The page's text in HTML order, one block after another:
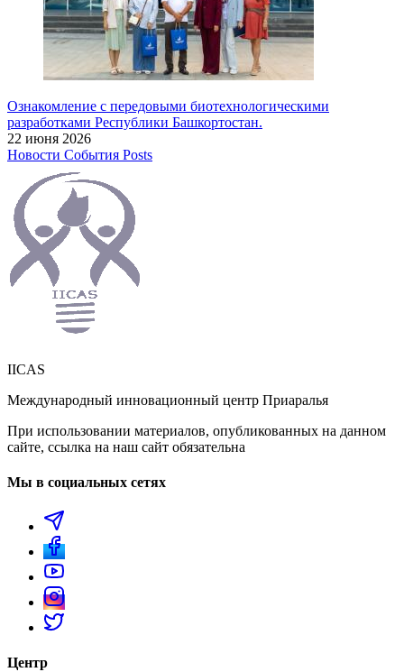
Ознакомление с передовыми биотехнологическими
разработками Республики Башкортостан.
22 июня 2026
Новости События Posts
IICAS
Международный инновационный центр Приаралья
При использовании материалов, опубликованных на данном
сайте, ссылка на наш сайт обязательна
Мы в социальных сетях
Центр